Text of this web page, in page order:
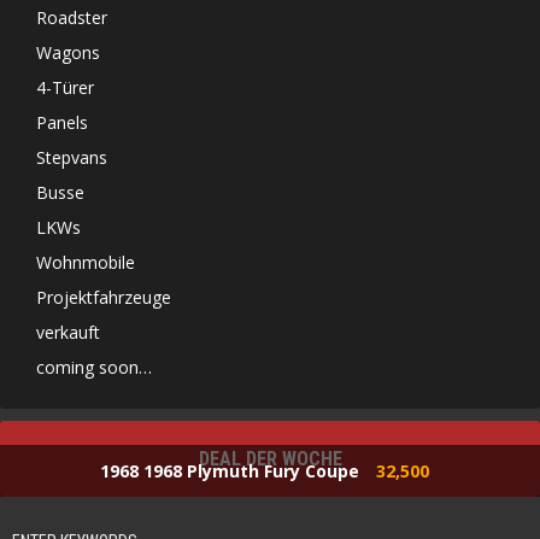
Roadster
Wagons
4-Türer
Panels
Stepvans
Busse
LKWs
Wohnmobile
Projektfahrzeuge
verkauft
coming soon…
DEAL DER WOCHE
1968 1968 Plymuth Fury Coupe 32,500